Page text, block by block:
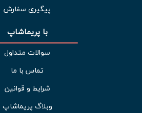
پیگیری سفارش
با پریماشاپ
سوالات متداول
تماس با ما
شرایط و قوانین
وبلاگ پریماشاپ